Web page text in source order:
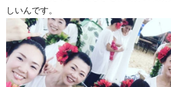
しいんです。